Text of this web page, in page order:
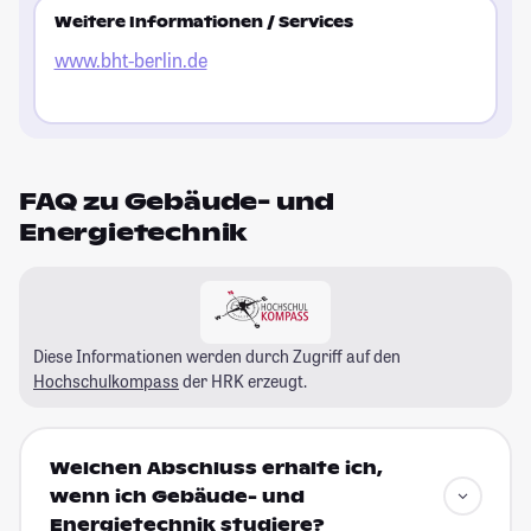
Weitere Informationen / Services
www.bht-berlin.de
FAQ zu Gebäude- und
Energietechnik
Diese Informationen werden durch Zugriff auf den
Hochschulkompass der HRK erzeugt.
Welchen Abschluss erhalte ich,
wenn ich Gebäude- und
Energietechnik studiere?